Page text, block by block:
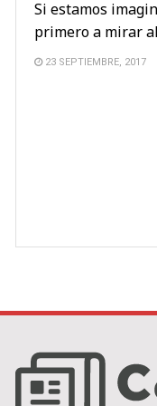
Si estamos
primero a mirar al
23 SEPTIEMBRE, 2017